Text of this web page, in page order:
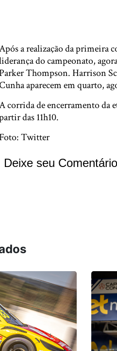
a realização da primeira
do campeonato,
Thompson. Harrison
aparecem em quarto,
corrida de encerramento da
das 11h10.
Twitter
Deixe seu Comentário